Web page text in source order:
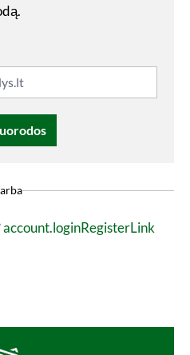
arba
account.loginRegisterLink